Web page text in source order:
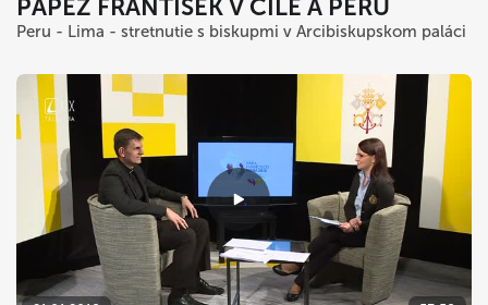
PÁPEŽ FRANTIŠEK V ČILE A PERU
Peru - Lima - stretnutie s biskupmi v Arcibiskupskom paláci